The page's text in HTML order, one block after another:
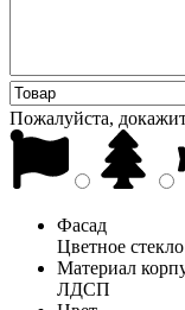
Пожалуйста,
Фасад
Цветное стекло
Материал
ЛДСП